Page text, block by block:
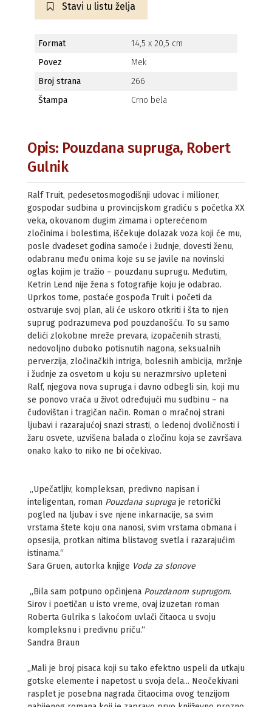
Stavi u listu želja
Format
14,5 x 20,5 cm
Povez
Mek
Broj strana
266
Štampa
Crno bela
Opis: Pouzdana supruga, Robert
Gulnik
Ralf Truit, pedesetosmogodišnji udovac i milioner,
gospodar sudbina u provincijskom gradiću s početka XX
veka, okovanom dugim zimama i opterećenom
zločinima i bolestima, iščekuje dolazak voza koji će mu,
posle dvadeset godina samoće i žudnje, dovesti ženu,
odabranu među onima koje su se javile na novinski
oglas kojim je tražio – pouzdanu suprugu. Međutim,
Ketrin Lend nije žena s fotografije koju je odabrao.
Uprkos tome, postaće gospođa Truit i početi da
ostvaruje svoj plan, ali će uskoro otkriti i šta to njen
suprug podrazumeva pod pouzdanošću. To su samo
delići zlokobne mreže prevara, izopačenih strasti,
nedovoljno duboko potisnutih nagona, seksualnih
perverzija, zločinačkih intriga, bolesnih ambicija, mržnje
i žudnje za osvetom u koju su nerazmrsivo upleteni
Ralf, njegova nova supruga i davno odbegli sin, koji mu
se ponovo vraća u život određujući mu sudbinu – na
čudovištan i tragičan način. Roman o mračnoj strani
ljubavi i razarajućoj snazi strasti, o ledenoj dvoličnosti i
žaru osvete, uzvišena balada o zločinu koja se završava
onako kako to niko ne bi očekivao.
„Upečatljiv, kompleksan, predivno napisan i
inteligentan, roman Pouzdana supruga je retorički
pogled na ljubav i sve njene inkarnacije, sa svim
vrstama štete koju ona nanosi, svim vrstama obmana i
opsesija, protkan nitima blistavog svetla i razarajućim
istinama.“
Sara Gruen, autorka knjige Voda za slonove
„Bila sam potpuno opčinjena Pouzdanom suprugom.
Sirov i poetičan u isto vreme, ovaj izuzetan roman
Roberta Gulrika s lakoćom uvlači čitaoca u svoju
kompleksnu i predivnu priču.“
Sandra Braun
„Mali je broj pisaca koji su tako efektno uspeli da utkaju
gotske elemente i napetost u svoja dela... Neočekivani
rasplet je posebna nagrada čitaocima ovog tenzijom